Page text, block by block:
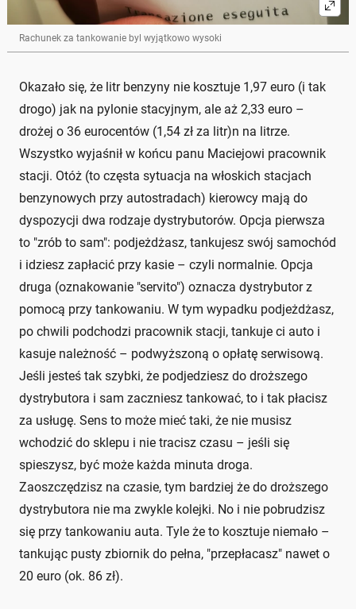
Rachunek za tankowanie byl wyjątkowo wysoki
Okazało się, że litr benzyny nie kosztuje 1,97 euro (i tak
drogo) jak na pylonie stacyjnym, ale aż 2,33 euro –
drożej o 36 eurocentów (1,54 zł za litr)n na litrze.
Wszystko wyjaśnił w końcu panu Maciejowi pracownik
stacji. Otóż (to częsta sytuacja na włoskich stacjach
benzynowych przy autostradach) kierowcy mają do
dyspozycji dwa rodzaje dystrybutorów. Opcja pierwsza
to "zrób to sam": podjeżdżasz, tankujesz swój samochód
i idziesz zapłacić przy kasie – czyli normalnie. Opcja
druga (oznakowanie "servito") oznacza dystrybutor z
pomocą przy tankowaniu. W tym wypadku podjeżdżasz,
po chwili podchodzi pracownik stacji, tankuje ci auto i
kasuje należność – podwyższoną o opłatę serwisową.
Jeśli jesteś tak szybki, że podjedziesz do droższego
dystrybutora i sam zaczniesz tankować, to i tak płacisz
za usługę. Sens to może mieć taki, że nie musisz
wchodzić do sklepu i nie tracisz czasu – jeśli się
spieszysz, być może każda minuta droga.
Zaoszczędzisz na czasie, tym bardziej że do droższego
dystrybutora nie ma zwykle kolejki. No i nie pobrudzisz
się przy tankowaniu auta. Tyle że to kosztuje niemało –
tankując pusty zbiornik do pełna, "przepłacasz" nawet o
20 euro (ok. 86 zł).